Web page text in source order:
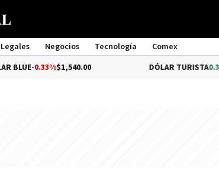
Legales Negocios Tecnología
Comex
$1,540.00 DÓLAR TURISTA0.34%$1,976.00